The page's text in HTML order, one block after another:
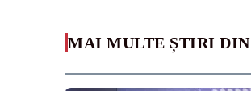
MAI MULTE ȘTIRI DIN